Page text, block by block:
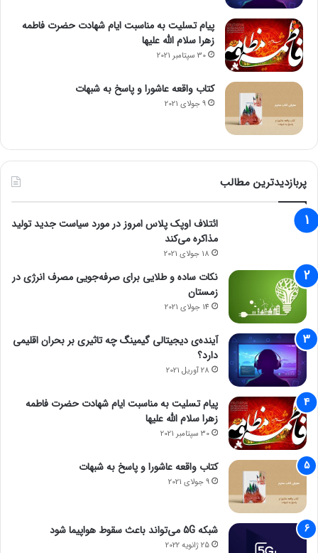
پیام تسلیت به مناسبت ایام شهادت حضرت فاطمه
زهرا سلام الله علیها
30 سپتامبر 2021
کتاب واقعه عاشورا و پاسخ به شبهات
9 جولای 2021
پربازدیدترین مطالب
ائتلاف اوپک پلاس امروز در مورد سیاست جدید تولید
مذاکره می‌کند
18 جولای 2021
نکات ساده و طلایی برای صرفه‌جویی مصرف انرژی در
زمستان
14 جولای 2021
آینده‌ی دیجیتالی گیمینگ چه تاثیری بر بحران اقلیمی
دارد؟
28 آوریل 2021
پیام تسلیت به مناسبت ایام شهادت حضرت فاطمه
زهرا سلام الله علیها
30 سپتامبر 2021
کتاب واقعه عاشورا و پاسخ به شبهات
9 جولای 2021
شبکه 5G می‌تواند باعث سقوط هواپیما شود
25 ژانویه 2022